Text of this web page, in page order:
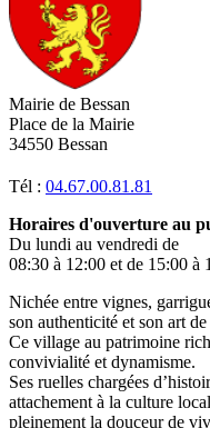
Mairie de Bessan
Place de la Mairie
34550 Bessan
Tél : 04.67.00.81.81
Horaires d'ouverture au
Du lundi au vendredi de
08:30 à 12:00 et de 15:00 à
Nichée entre vignes,
son authenticité et son art
Ce village au patrimoine
convivialité et dynamisme.
Ses ruelles chargées
attachement à la culture
pleinement la douceur de